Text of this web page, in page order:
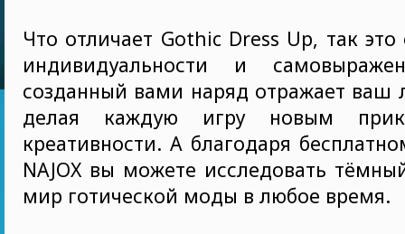
Что отличает Gothic Dress Up, так
индивидуальности и
созданный вами наряд отражает ваш
делая каждую игру новым
креативности. А благодаря
NAJOX вы можете исследовать
мир готической моды в любое время.